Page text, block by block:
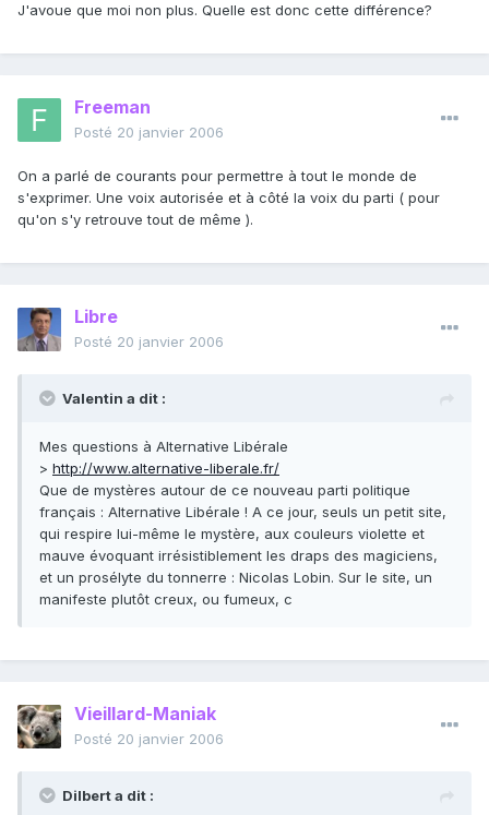
J'avoue que moi non plus. Quelle est donc cette différence?
Freeman
Posté 20 janvier 2006
On a parlé de courants pour permettre à tout le monde de
s'exprimer. Une voix autorisée et à côté la voix du parti ( pour
qu'on s'y retrouve tout de même ).
Libre
Posté 20 janvier 2006
Valentin a dit :
Mes questions à Alternative Libérale
> http://www.alternative-liberale.fr/
Que de mystères autour de ce nouveau parti politique
français : Alternative Libérale ! A ce jour, seuls un petit site,
qui respire lui-même le mystère, aux couleurs violette et
mauve évoquant irrésistiblement les draps des magiciens,
et un prosélyte du tonnerre : Nicolas Lobin. Sur le site, un
manifeste plutôt creux, ou fumeux, c
Vieillard-Maniak
Posté 20 janvier 2006
Dilbert a dit :